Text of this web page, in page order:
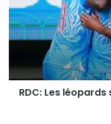
g
e
d
S
:
L
e
l
é
RDC: Les